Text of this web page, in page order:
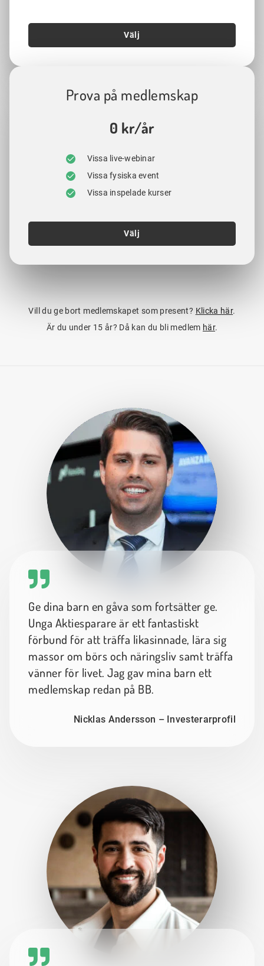
Välj
Prova på medlemskap
0 kr/år
Vissa live-webinar
Vissa fysiska event
Vissa inspelade kurser
Välj
Vill du ge bort medlemskapet som present? Klicka här.
Är du under 15 år? Då kan du bli medlem här.
Ge dina barn en gåva som fortsätter ge.
Unga Aktiesparare är ett fantastiskt
förbund för att träffa likasinnade, lära sig
massor om börs och näringsliv samt träffa
vänner för livet. Jag gav mina barn ett
medlemskap redan på BB.
Nicklas Andersson – Investerarprofil